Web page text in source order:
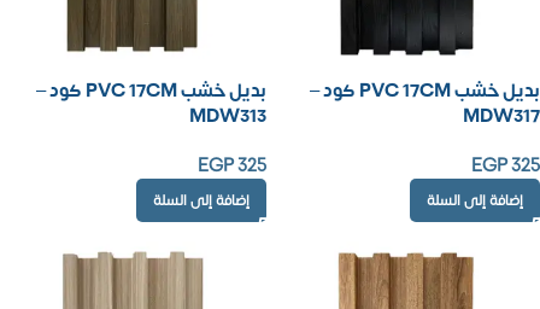
بديل خشب PVC 17CM كود –
MDW317
EGP325
إضافة إلى السلة
بديل خشب PVC 17CM كود –
MDW313
EGP325
إضافة إلى السلة